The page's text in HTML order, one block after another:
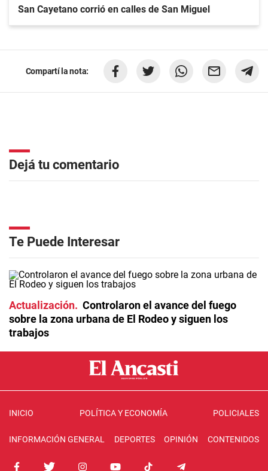
San Cayetano corrió en calles de San Miguel
Compartí la nota:
Dejá tu comentario
Te Puede Interesar
Actualización
Controlaron el avance del fuego
sobre la zona urbana de El Rodeo y siguen los
trabajos
INICIO POLÍTICA Y ECONOMÍA POLICIALES
INFORMACIÓN GENERAL DEPORTES OPINIÓN CONTENIDOS